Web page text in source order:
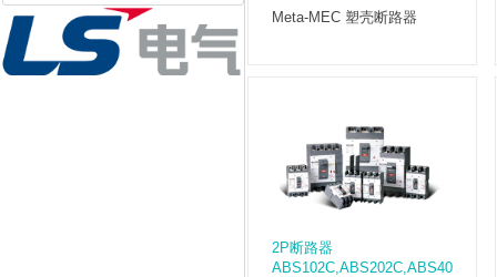
Meta-MEC 塑壳断路器
2P断路器
ABS102C,ABS202C,ABS40